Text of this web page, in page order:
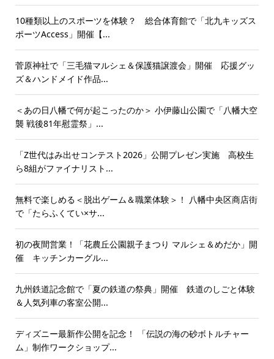
10種類以上のスポーツを体験？ 総合体育館で「北九キッズス
ポーツAccess」開催【...
菅原神社で「三毛猫マルシェ＆保護猫譲渡会」開催 応援グッ
ズ＆ハンドメイド作品...
＜あの日八幡で何が起こったのか＞ 小伊藤山公園で「八幡大空
襲 戦後81年慰霊祭」...
「Z世代はみ出せコンテスト2026」公開プレゼン実施 高校生
ら8組がファイナリスト...
無料で楽しめる＜脱出ゲーム＆職業体験＞！ 八幡中央区商店街
で「たらふくてい×サ...
初の夜間営業！「花農丘公園親子まつり マルシェ＆めだか」開
催 キッチンカーグル...
九州鉄道記念館で「夏の鉄道の祭典」開催 鉄道のしごと体験
＆人気列車の客室公開...
ディズニー最新作公開を記念！ 「伝説の海の砂ボトルチャー
ム」制作ワークショップ...